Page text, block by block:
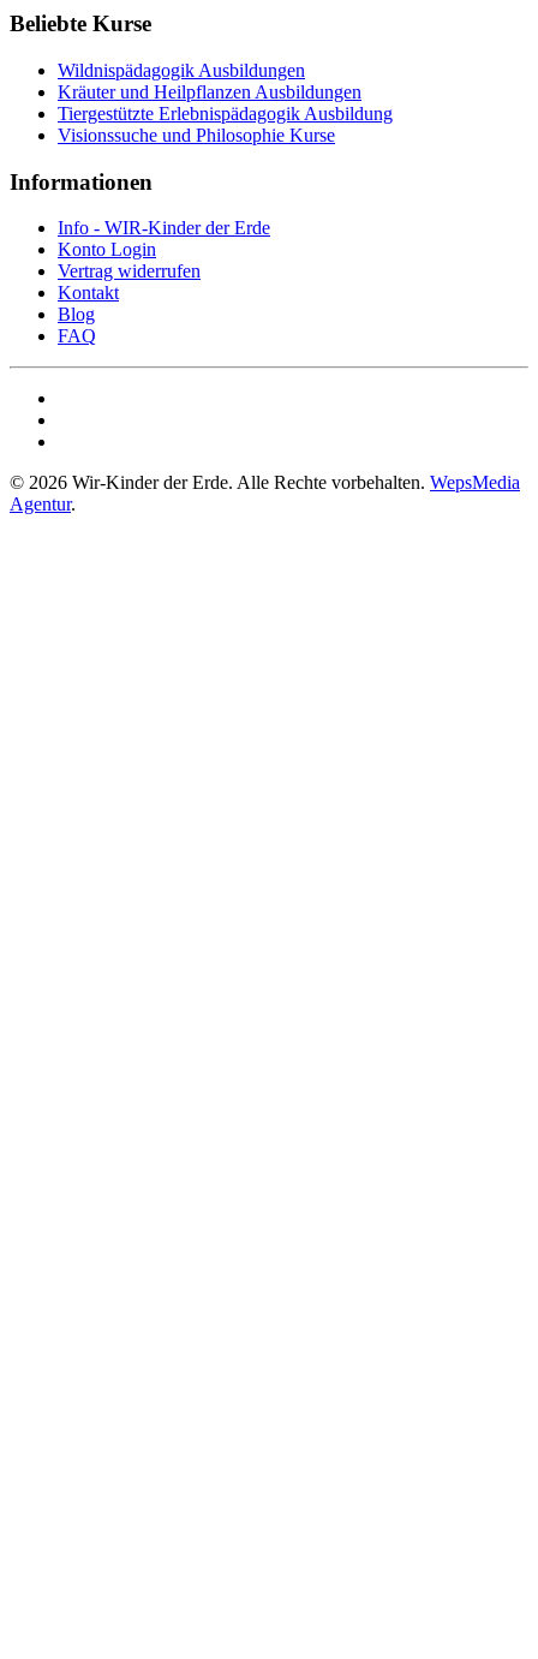
Beliebte Kurse
Wildnispädagogik Ausbildungen
Kräuter und Heilpflanzen Ausbildungen
Tiergestützte Erlebnispädagogik Ausbildung
Visionssuche und Philosophie Kurse
Informationen
Info - WIR-Kinder der Erde
Konto Login
Vertrag widerrufen
Kontakt
Blog
FAQ
© 2026 Wir-Kinder der Erde. Alle Rechte vorbehalten. WepsMedia
Agentur.